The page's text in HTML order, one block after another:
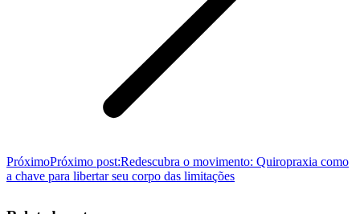
PróximoPróximo post:Redescubra o movimento: Quiropraxia como
a chave para libertar seu corpo das limitações